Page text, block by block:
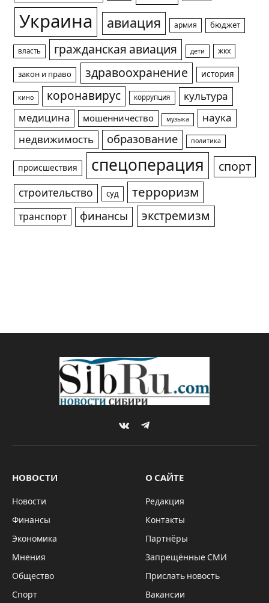
Украина авиация армия бюджет
власть гражданская авиация дети жкх
закон и право здравоохранение история
кино коронавирус коррупция
культура
медицина
мошенничество музыка
наука
недвижимость
образование политика
происшествия спецоперация спорт
строительство суд терроризм
транспорт финансы экстремизм
VKontakteTelegram
НОВОСТИ
Новости
Финансы
Экономика
Мнения
Общество
Спорт
О САЙТЕ
Редакция
Контакты
Партнёры
Запрещённые СМИ
Прислать новость
Вакансии